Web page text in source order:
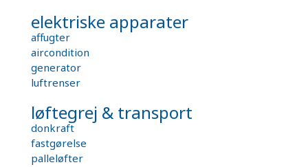
elektriske apparater
affugter
aircondition
generator
luftrenser
løftegrej & transport
donkraft
fastgørelse
palleløfter